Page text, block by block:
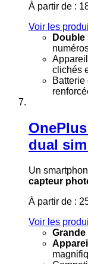
À partir de :
Voir les
Double
clichés
Batterie
dual
Un
capteur
À partir de :
Voir les